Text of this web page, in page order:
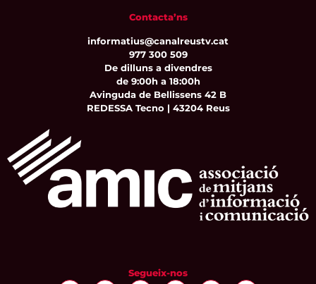
Contacta’ns
informatius@canalreustv.cat
977 300 509
De dilluns a divendres
de 9:00h a 18:00h
Avinguda de Bellissens 42 B
REDESSA Tecno | 43204 Reus
Segueix-nos